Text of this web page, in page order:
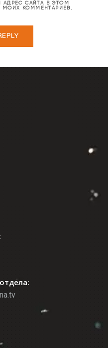
АДРЕС САЙТА В ЭТОМ
КОММЕНТАРИЕВ.